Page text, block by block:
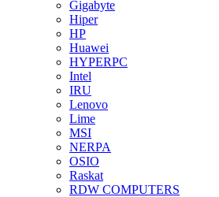
Gigabyte
Hiper
HP
Huawei
HYPERPC
Intel
IRU
Lenovo
Lime
MSI
NERPA
OSIO
Raskat
RDW COMPUTERS